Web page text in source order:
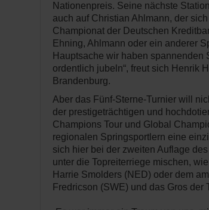
Nationenpreis. Seine nächste
auch auf Christian Ahlmann, der
Championat der Deutschen
Ehning, Ahlmann oder ein anderer
Hauptsache wir haben spannenden
ordentlich jubeln“, freut sich Henrik
Brandenburg.
Aber das Fünf-Sterne-Turnier will
der prestigeträchtigen und
Champions Tour und Global
regionalen Springsportlern eine
sich hier bei der zweiten Auflage
unter die Topreiterriege mischen,
Harrie Smolders (NED) oder dem
Fredricson (SWE) und das Gros der